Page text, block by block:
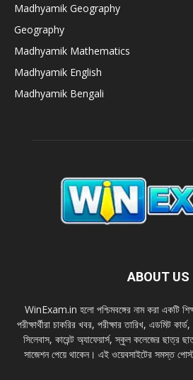
Madhyamik Geography
Geography
Madhyamik Mathematics
Madhyamik English
Madhyamik Bengali
ABOUT US
WinExam.in হলাে পশ্চিমবঙ্গের নাম করা একটি
পরীক্ষার্থীরা চাকরির খবর, পরীক্ষার তারিখ, এডমিট
সিলেবাস, কারেন্ট অ্যাফেয়ার্স, স্কুল কলেজের ছাত্র
সাজেশন পেয়ে থাকেন। এই ওয়েবসাইটের সমস্ত